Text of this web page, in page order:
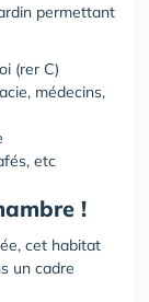
permettant
(rer C)
médecins,
etc
!
cet habitat
un cadre